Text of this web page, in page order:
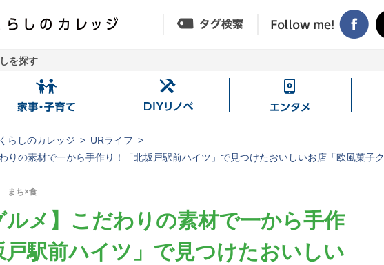
を探す
家
子
育
DIY
ベ
エ
メ
くらしのカレッジ
URライフ
りの素材で一から手作り！「北坂戸駅前ハイツ」で見つけたおいしいお店「欧風菓子ク
まち×食
ルメ】こだわりの素材で一から手作
戸駅前ハイツ」で見つけたおいしい